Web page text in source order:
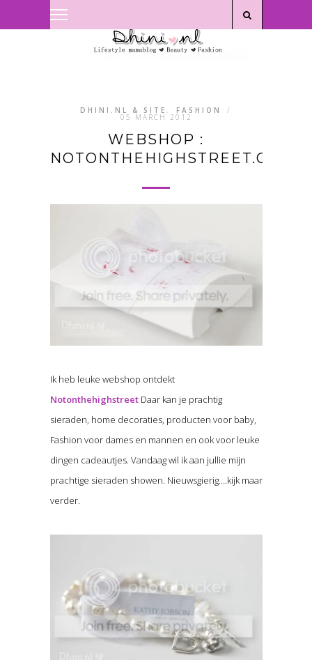
DHINI.NL & SITE , FASHION /
05 MARCH 2012
WEBSHOP :
NOTONTHEHIGHSTREET.COM
Ik heb leuke webshop ontdekt
NotonthehighstreetDaar kan je prachtig
sieraden, home decoraties, producten voor baby,
Fashion voor dames en mannen en ook voor leuke
dingen cadeautjes. Vandaag wil ik aan jullie mijn
prachtige sieraden showen. Nieuwsgierig….kijk maar
verder.